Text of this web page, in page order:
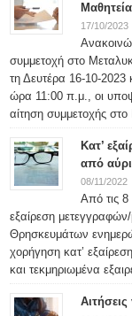
17/10/2023
συμμετοχή στο
τη Δευτέρα 16-10-2023
ώρα 11:00 π.μ., οι
αίτηση συμμετοχής
Κατ’
από
08/11/2022
Από τις 8
εξαίρεση
Θρησκευμάτων
χορήγηση κατ’
και τεκμηριωμένα
Αιτήσεις